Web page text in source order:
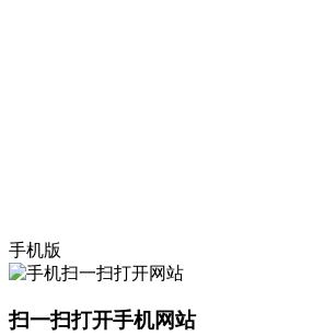
手机版
扫一扫打开手机网站